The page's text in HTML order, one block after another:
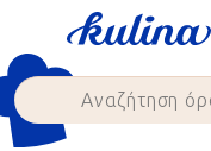
content